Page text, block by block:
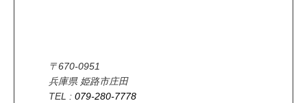
〒670-0951
兵庫県 姫路市庄田
TEL : 079-280-7778